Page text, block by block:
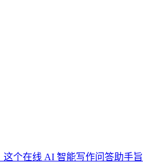
个在线 AI 智能写作问答助手旨